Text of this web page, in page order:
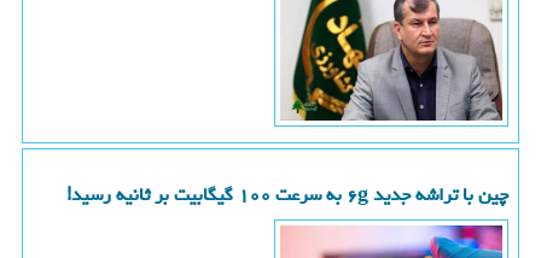
چین با تراشه جدید ۶g به سرعت ۱۰۰ گیگابیت بر ثانیه رسید!